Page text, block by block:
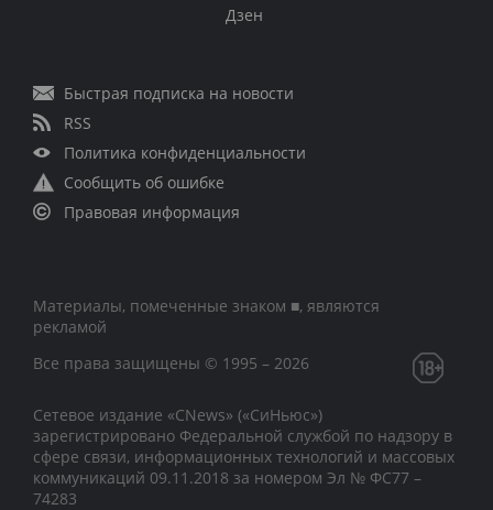
Дзен
Быстрая подписка на новости
RSS
Политика конфиденциальности
Сообщить об ошибке
Правовая информация
Материалы, помеченные знаком ■, являются
рекламой
Все права защищены © 1995 – 2026
Сетевое издание «CNews» («СиНьюс»)
зарегистрировано Федеральной службой по надзору в
сфере связи, информационных технологий и массовых
коммуникаций 09.11.2018 за номером Эл № ФС77 –
74283